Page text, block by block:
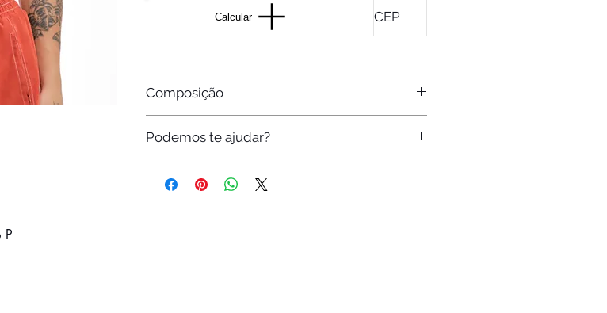
P
Calcular
Composição
6% Elastano
Podemos te ajudar?
peça? Fale com a gente: